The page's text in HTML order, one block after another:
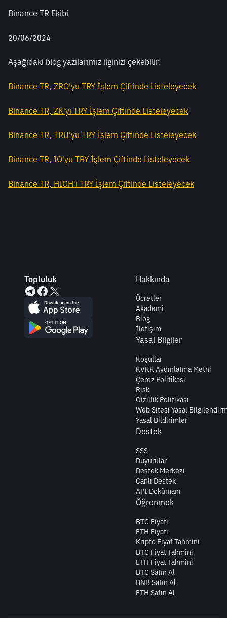
Binance TR Ekibi
20/06/2024
Aşağıdaki blog yazılarımız ilginizi çekebilir:
Binance TR, ZRO'yu TRY İşlem Çiftinde Listeleyecek
Binance TR, ZK'yı TRY İşlem Çiftinde Listeleyecek
Binance TR, TRU'yu TRY İşlem Çiftinde Listeleyecek
Binance TR, IO'yu TRY İşlem Çiftinde Listeleyecek
Binance TR, HIGH'ı TRY İşlem Çiftinde Listeleyecek
Topluluk Hakkında
Ücretler
Akademi
Blog
İletişim
Yasal Bilgiler
Koşullar
KVKK Aydınlatma Metni
Çerez Politikası
Risk
Gizlilik Politikası
Web Sitesi Yasal
Yasal Bildirimler
Destek
SSS
Duyurular
Destek Merkezi
Canlı Destek
API Dokümanı
Öğrenmek
BTC Fiyatı
ETH Fiyatı
Kripto Fiyat Tahmini
BTC Fiyat Tahmini
ETH Fiyat Tahmini
BTC Satın Al
BNB Satın Al
ETH Satın Al